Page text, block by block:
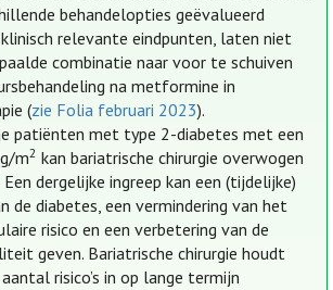
behandelopties geëvalueerd
relevante eindpunten, laten niet
combinatie naar voor te schuiven
na metformine in
(zie Folia februari 2023).
patiënten met type 2-diabetes met een
m2 kan bariatrische chirurgie overwogen
Een dergelijke ingreep kan een (tijdelijke)
de diabetes, een vermindering van het
risico en een verbetering van de
geven. Bariatrische chirurgie houdt
risico’s in op lange termijn